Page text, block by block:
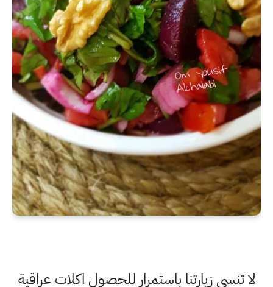
لا تنسى زيارتنا باستمرار للحصول اكلات عراقية